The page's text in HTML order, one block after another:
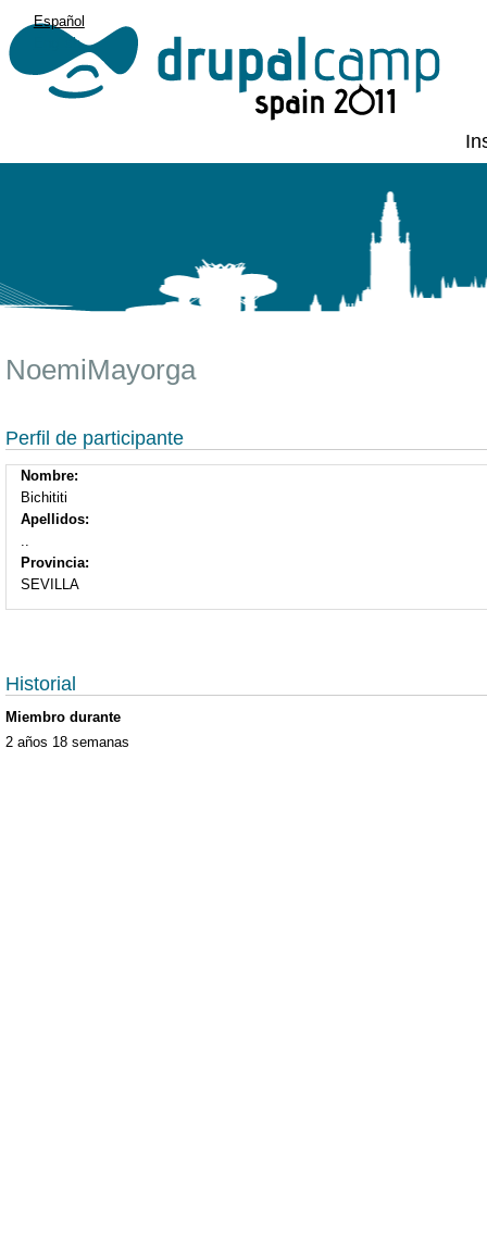
Español
English
NoemiMayorga
Perfil de participante
Nombre:
Bichititi
Apellidos:
Provincia:
SEVILLA
Historial
Miembro durante
2 años 18 semanas